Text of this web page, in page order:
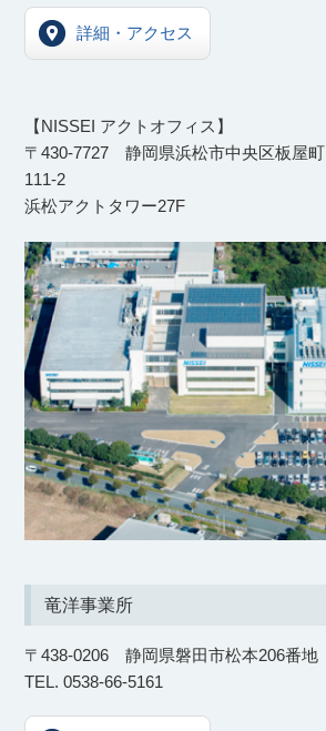
詳細・アクセス
【NISSEI アクトオフィス】
​〒430-7727 静岡県浜松市中央区板屋町
111-2
浜松アクトタワー27F
竜洋事業所
〒438-0206 静岡県磐田市松本206番地
TEL. 0538-66-5161